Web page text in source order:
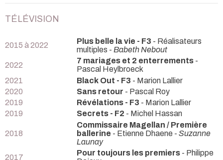
TÉLÉVISION
2015 à 2022 Plus belle la vie - F3 - Réalisateurs
multiples - Babeth Nebout
2022
7 mariages et 2 enterrements -
Pascal Heylbroeck
2021
Black Out - F3 - Marion Lallier
2020
Sans retour - Pascal Roy
2019
Révélations - F3 - Marion Lallier
2019
Secrets - F2 - Michel Hassan
2018
Commissaire Magellan / Première
ballerine - Etienne Dhaene - Suzanne
Launay
2017
Pour toujours les premiers - Philippe